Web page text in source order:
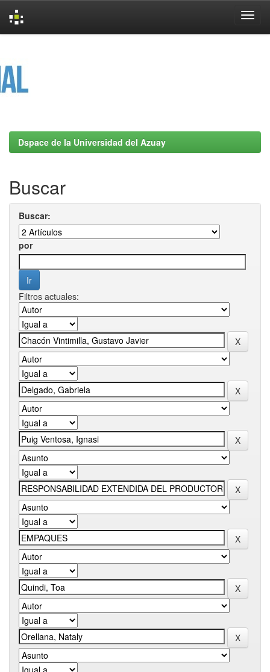
Dspace de la Universidad del Azuay
Buscar
Buscar:
por
Filtros actuales: